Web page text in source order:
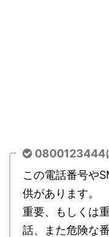
0800123444
この電話番号や
供があります。
重要、もしくは
話、また危険な